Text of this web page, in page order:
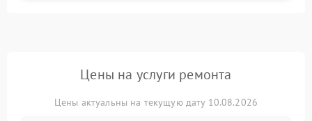
Цены на услуги ремонта
Цены актуальны на текущую дату 10.08.2026